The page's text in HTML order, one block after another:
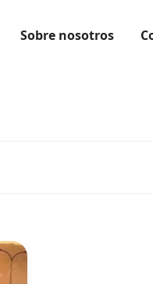
Sobre nosotros